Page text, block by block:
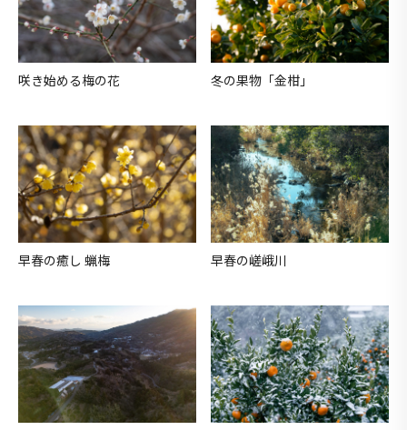
咲き始める梅の花 冬の果物「金柑」
早春の癒し 蝋梅 早春の嵯峨川